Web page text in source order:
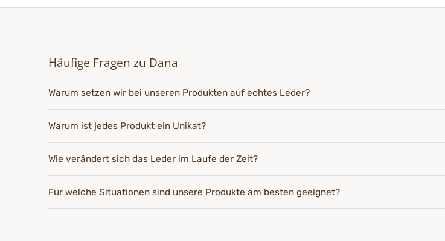
Häufige Fragen zu Dana
Warum setzen wir bei unseren Produkten auf echtes Leder?
Warum ist jedes Produkt ein Unikat?
Wie verändert sich das Leder im Laufe der Zeit?
Für welche Situationen sind unsere Produkte am besten geeignet?